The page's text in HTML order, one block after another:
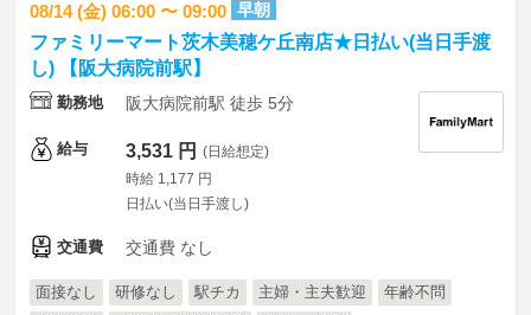
08/14 (金) 06:00 〜 09:00 早朝
ファミリーマート茨木美穂ケ丘南店★日払い(当日手渡
し) 【阪大病院前駅】
勤務地 阪大病院前駅 徒歩 5分
給与 3,531 円 (日給想定)
時給 1,177 円
日払い(当日手渡し)
交通費 交通費 なし
面接なし 研修なし 駅チカ 主婦・主夫歓迎
年齢不問